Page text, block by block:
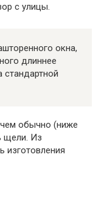
с улицы.
окна,
длиннее
стандартной
обычно (ниже
щели. Из
изготовления